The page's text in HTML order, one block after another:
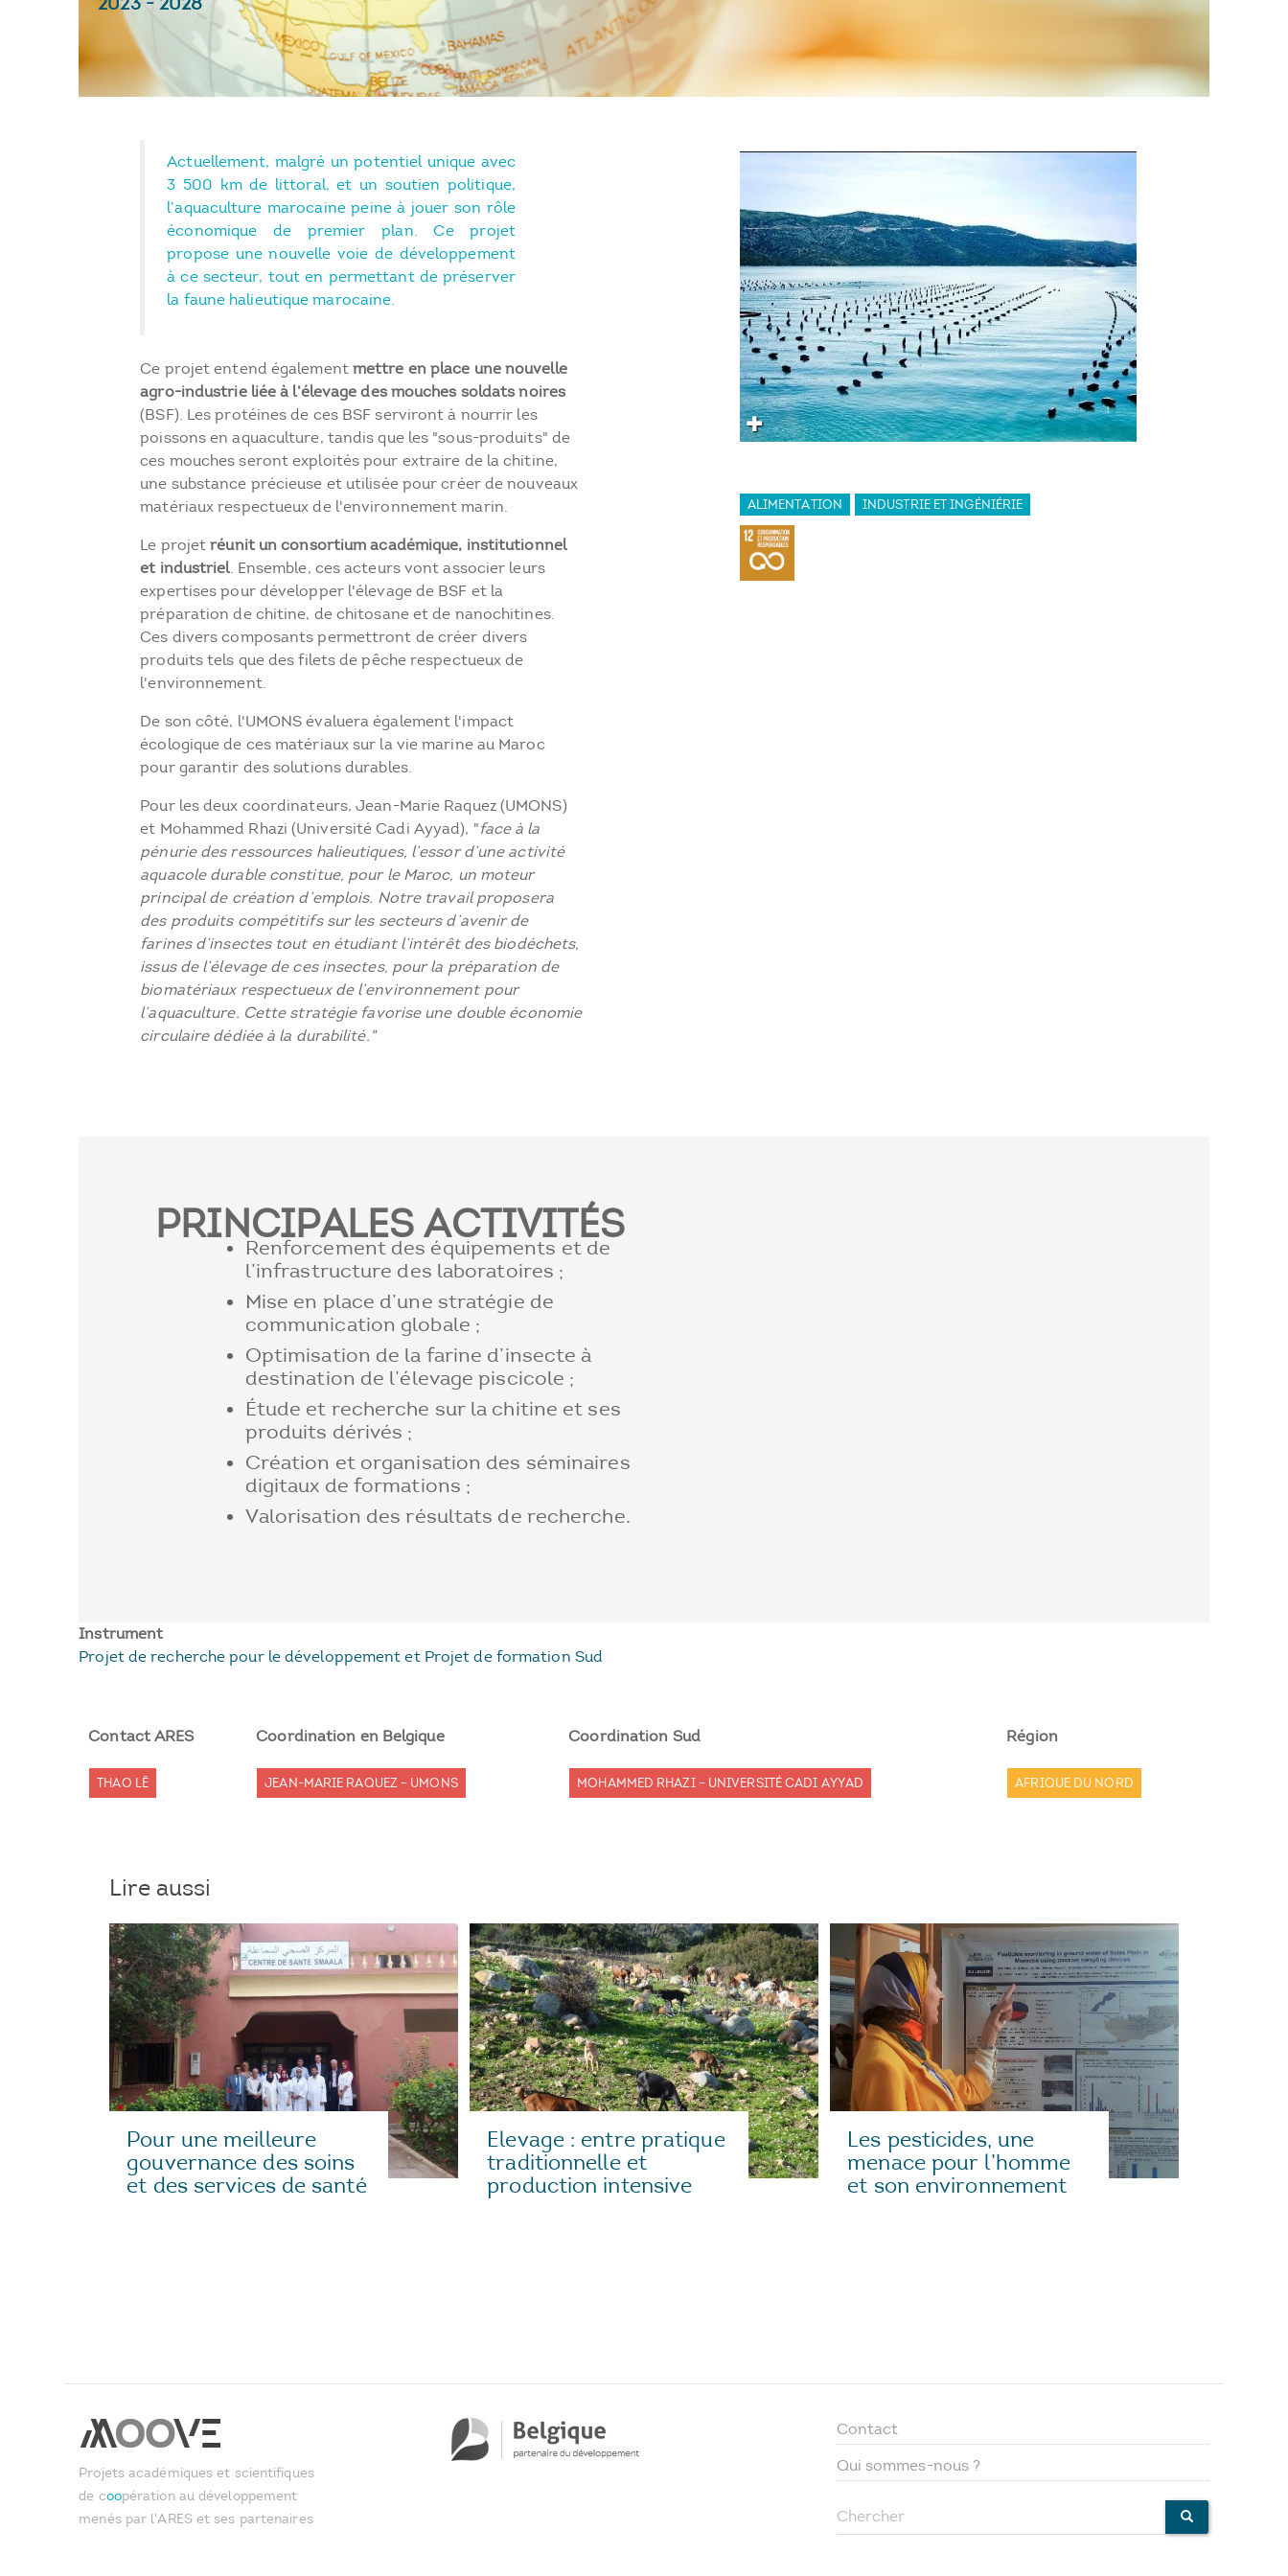
Actuellement, malgré un potentiel unique avec
3 500 km de littoral, et un soutien politique,
l’aquaculture marocaine peine à jouer son rôle
économique de premier plan. Ce projet
propose une nouvelle voie de développement
à ce secteur, tout en permettant de préserver
la faune halieutique marocaine.
Ce projet entend également mettre en place une nouvelle
agro-industrie liée à l’élevage des mouches soldats noires
(BSF). Les protéines de ces BSF serviront à nourrir les
poissons en aquaculture, tandis que les "sous-produits" de
ces mouches seront exploités pour extraire de la chitine,
une substance précieuse et utilisée pour créer de nouveaux
matériaux respectueux de l'environnement marin.
Le projetréunit un consortium académique, institutionnel
et industriel. Ensemble, ces acteurs vont associer leurs
expertises pour développer l'élevage de BSF et la
préparation de chitine, de chitosane et de nanochitines.
Ces divers composants permettront de créer divers
produits tels que des filets de pêche respectueux de
l'environnement.
De son côté, l'UMONS évaluera également l'impact
écologique de ces matériaux sur la vie marine au Maroc
pour garantir des solutions durables.
Pour les deux coordinateurs, Jean-Marie Raquez (UMONS)
et Mohammed Rhazi (Université Cadi Ayyad), "face à la
pénurie des ressources halieutiques, l’essor d’une activité
aquacole durable constitue, pour le Maroc, un moteur
principal de création d’emplois. Notre travail proposera
des produits compétitifs sur les secteurs d’avenir de
farines d’insectes tout en étudiant l’intérêt des biodéchets,
issus de l’élevage de ces insectes, pour la préparation de
biomatériaux respectueux de l’environnement pour
l’aquaculture. Cette stratégie favorise une double économie
circulaire dédiée à la durabilité."
ALIMENTATION INDUSTRIE ET INGÉNIÉRIE
PRINCIPALES ACTIVITÉS
Renforcement des équipements et de
l’infrastructure des laboratoires ;
Mise en place d’une stratégie de
communication globale ;
Optimisation de la farine d’insecte à
destination de l’élevage piscicole ;
Étude et recherche sur la chitine et ses
produits dérivés ;
Création et organisation des séminaires
digitaux de formations ;
Valorisation des résultats de recherche.
Instrument
Projet de recherche pour le développement et Projet de formation Sud
Contact ARES Coordination en Belgique Coordination Sud Région
THAO LÊ JEAN-MARIE RAQUEZ – UMONS MOHAMMED RHAZI – UNIVERSITÉ CADI AYYAD AFRIQUE DU NORD
Lire aussi
Pour une meilleure
gouvernance des soins
et des services de santé
Elevage : entre pratique
traditionnelle et
production intensive
Les pesticides, une
menace pour l’homme
et son environnement
Projets académiques et scientifiques
de coopération au développement
menés par l'ARES et ses partenaires
Footer
menu
Contact
Qui sommes-nous ?
Chercher CHERCHER